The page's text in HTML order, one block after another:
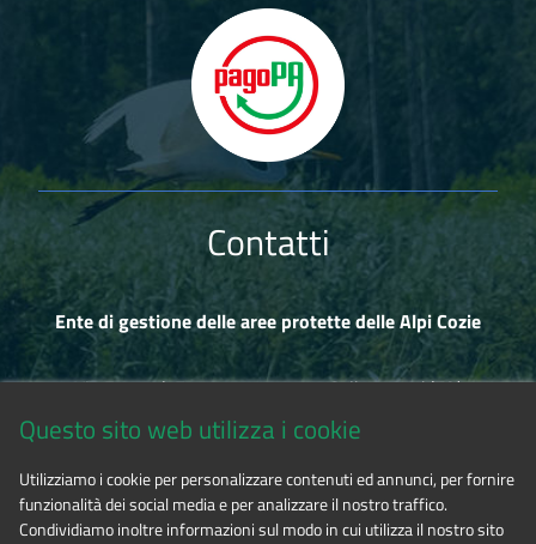
Contatti
Ente di gestione delle aree protette delle Alpi Cozie
Via Fransuà Fontan, 1 - 10050 Salbertrand (TO)
Tel. 0122.854720
Questo sito web utilizza i cookie
Utilizziamo i cookie per personalizzare contenuti ed annunci, per fornire
funzionalità dei social media e per analizzare il nostro traffico.
Condividiamo inoltre informazioni sul modo in cui utilizza il nostro sito